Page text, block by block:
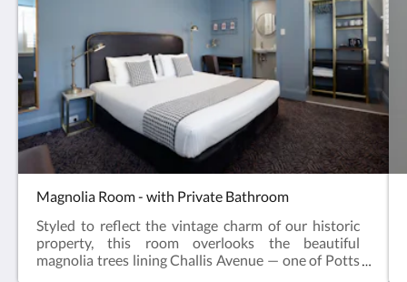
Magnolia Room - with Private Bathroom
Styled to reflect the vintage charm of our historic
property, this room overlooks the beautiful
magnolia trees lining Challis Avenue — one of Potts